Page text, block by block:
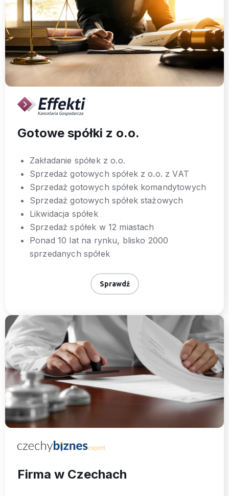
Gotowe spółki z o.o.
Zakładanie spółek z o.o.
Sprzedaż gotowych spółek z o.o. z VAT
Sprzedaż gotowych spółek komandytowych
Sprzedaż gotowych spółek stażowych
Likwidacja spółek
Sprzedaż spółek w 12 miastach
Ponad 10 lat na rynku, blisko 2000
sprzedanych spółek
Sprawdź
Firma w Czechach